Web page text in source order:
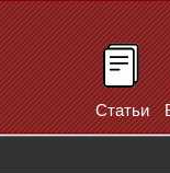
Статьи